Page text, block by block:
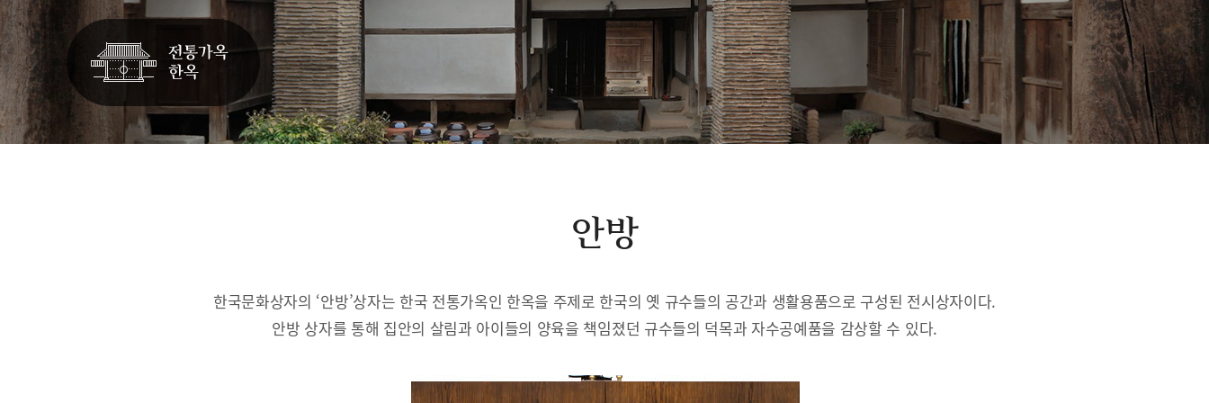
안방
한국문화상자의 ‘안방’상자는 한국 전통가옥인 한옥을 주제로 한국의 옛 규수들의 공간과 생활용품으로 구성된 전시상자이다.
안방 상자를 통해 집안의 살림과 아이들의 양육을 책임졌던 규수들의 덕목과 자수공예품을 감상할 수 있다.